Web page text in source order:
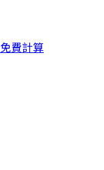
免費計算